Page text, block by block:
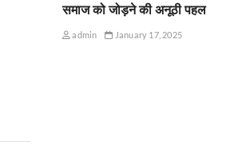
समाज को जोड़ने की अनूठी पहल
admin January 17, 2025